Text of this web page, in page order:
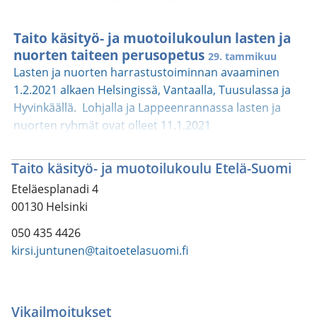
mukavan leiriviikon käsillä tehden! Paikat täytetään
ilmoittautumisjärjestyksessä.
tästä ryhmä kohtaisesti. Ystävällisin terveisin Kirsi
JuntunenRehtoriTaito käsityö- ja muotoilukoulu Etelä-
SuomiTaito Etelä-Suomi ry +358 50 435
4426kirsi.juntunen@taitoetelasuomi.fi
Taito käsityö- ja muotoilukoulun lasten ja
nuorten taiteen perusopetus 29. tammikuu
Lasten ja nuorten harrastustoiminnan avaaminen
1.2.2021 alkaen Helsingissä, Vantaalla, Tuusulassa ja
Hyvinkäällä. Lohjalla ja Lappeenrannassa lasten ja
nuorten ryhmät ovat olleet 11.1.2021
etäopetuksessa edelleen. Noudatamme toiminnassa
seuraavia periaatteita Opetusryhmiemme
kokoonpano on vakiintunut ja perustuu
ennakkoilmoittautumiseen.Toiminnassa noudatamme
viranomaisten terveysturvallisuusohjeita
turvaetäisyyksistä, käsihygieniasta ja kasvomaskien
ole terveydellistä estettä kasvomaskin
Taito käsityö- ja muotoilukoulu Etelä-Suomi
Eteläesplanadi 4
00130 Helsinki
050 435 4426
kirsi.juntunen@taitoetelasuomi.fi
Vikailmoitukset